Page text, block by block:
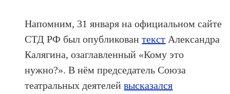
Напомним, 31 января на официальном сайте
СТД РФ был опубликовантекст Александра
Калягина, озаглавленный «Кому это
нужно?». В нём председатель Союза
театральных деятелейвысказался